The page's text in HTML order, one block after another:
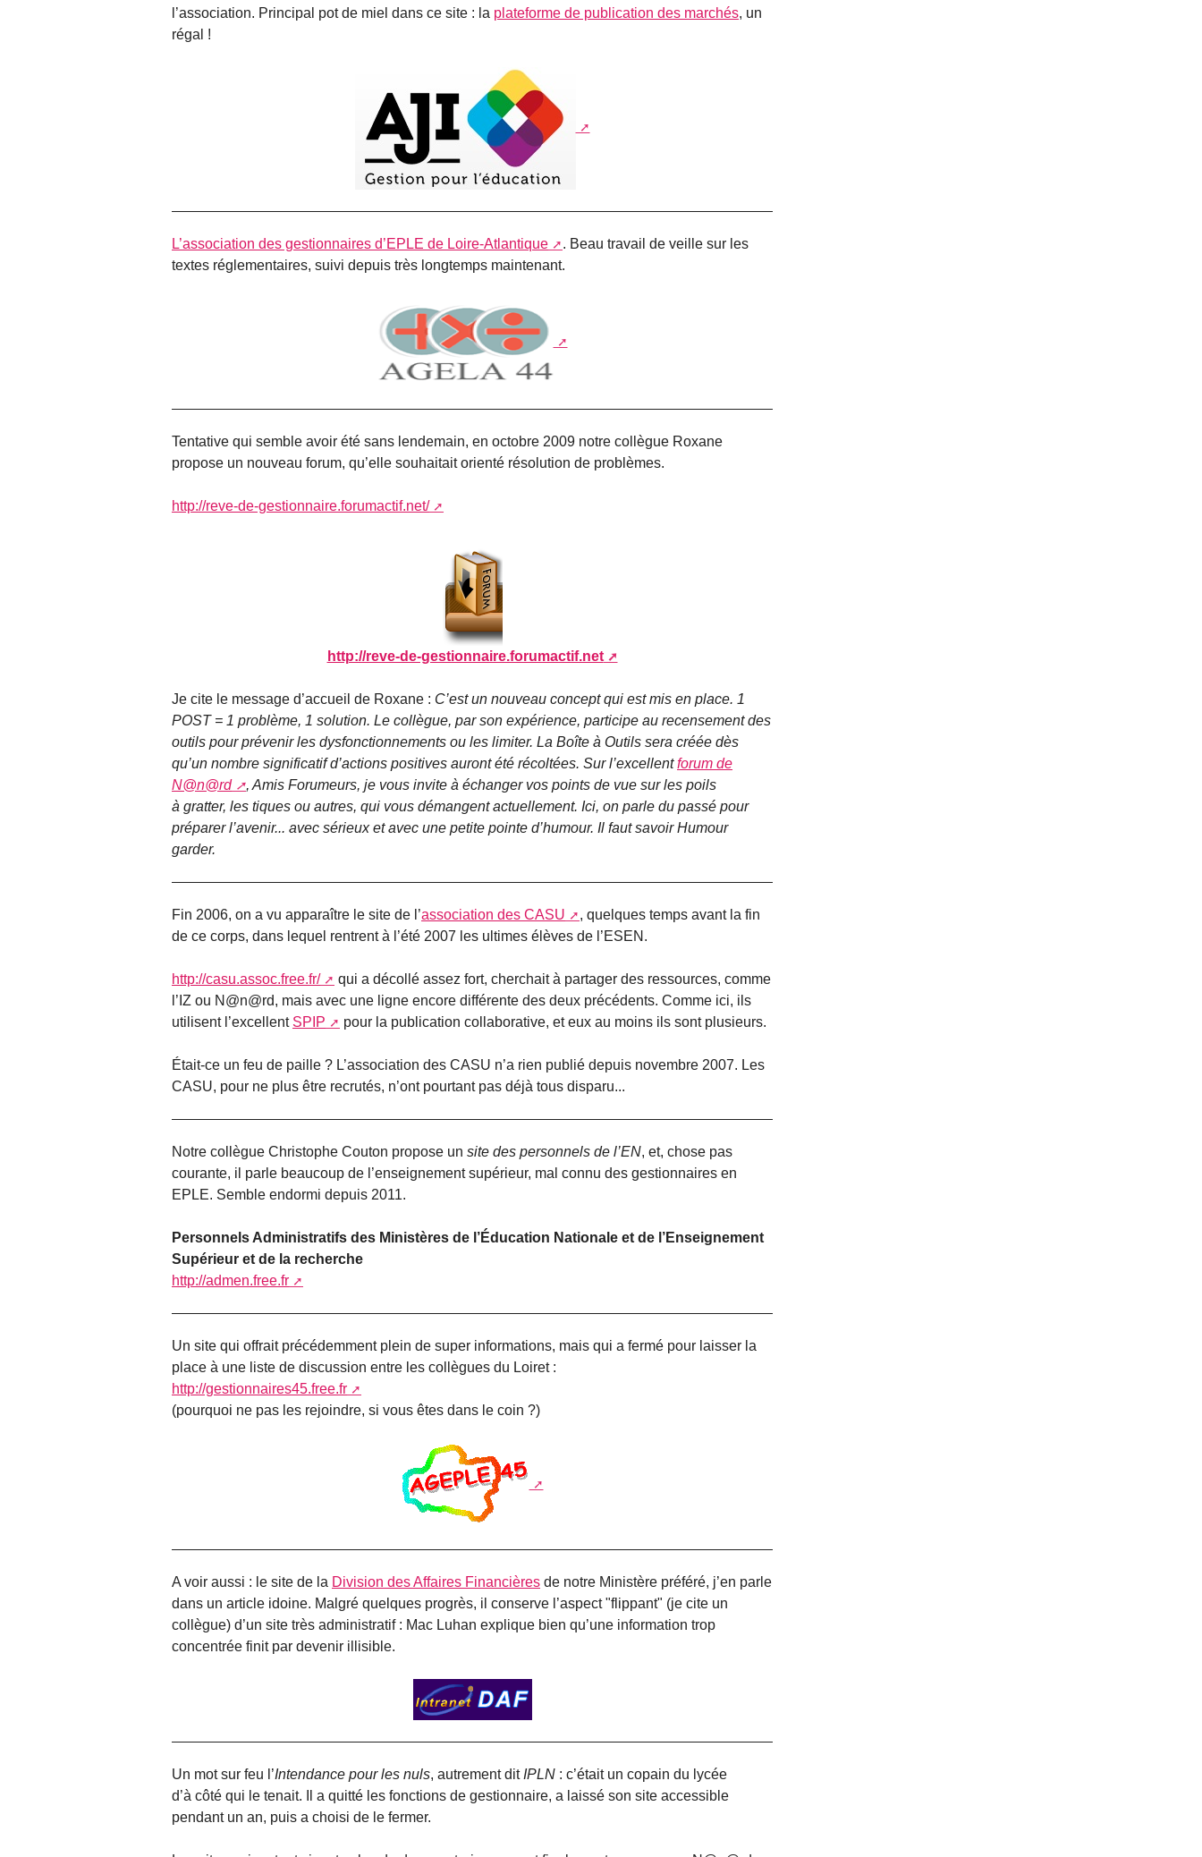
l’association. Principal pot de miel dans ce site : la plateforme de publication des marchés, un
régal !
L’association des gestionnaires d’EPLE de Loire-Atlantique
. Beau travail de veille sur les
textes réglementaires, suivi depuis très longtemps maintenant.
Tentative qui semble avoir été sans lendemain, en octobre 2009 notre collègue Roxane
propose un nouveau forum, qu’elle souhaitait orienté résolution de problèmes.
http://reve-de-gestionnaire.forumactif.net/
http://reve-de-gestionnaire.forumactif.net
Je cite le message d’accueil de Roxane : C’est un nouveau concept qui est mis en place. 1
POST = 1 problème, 1 solution. Le collègue, par son expérience, participe au recensement des
outils pour prévenir les dysfonctionnements ou les limiter. La Boîte à Outils sera créée dès
qu’un nombre significatif d’actions positives auront été récoltées. Sur l’excellentforum de
N@n@rd
, Amis Forumeurs, je vous invite à échanger vos points de vue sur les poils
à gratter, les tiques ou autres, qui vous démangent actuellement. Ici, on parle du passé pour
préparer l’avenir... avec sérieux et avec une petite pointe d’humour. Il faut savoir Humour
garder.
Fin 2006, on a vu apparaître le site de l’association des CASU
, quelques temps avant la fin
de ce corps, dans lequel rentrent à l’été 2007 les ultimes élèves de l’ESEN.
http://casu.assoc.free.fr/
qui a décollé assez fort, cherchait à partager des ressources, comme
l’IZ ou N@n@rd, mais avec une ligne encore différente des deux précédents. Comme ici, ils
utilisent l’excellent SPIP pour la publication collaborative, et eux au moins ils sont plusieurs.
Était-ce un feu de paille ? L’association des CASU n’a rien publié depuis novembre 2007. Les
CASU, pour ne plus être recrutés, n’ont pourtant pas déjà tous disparu...
Notre collègue Christophe Couton propose un site des personnels de l’EN, et, chose pas
courante, il parle beaucoup de l’enseignement supérieur, mal connu des gestionnaires en
EPLE. Semble endormi depuis 2011.
Personnels Administratifs des Ministères de l’Éducation Nationale et de l’Enseignement
Supérieur et de la recherche
http://admen.free.fr
Un site qui offrait précédemment plein de super informations, mais qui a fermé pour laisser la
place à une liste de discussion entre les collègues du Loiret :
http://gestionnaires45.free.fr
(pourquoi ne pas les rejoindre, si vous êtes dans le coin ?)
A voir aussi : le site de la Division des Affaires Financières de notre Ministère préféré, j’en parle
dans un article idoine. Malgré quelques progrès, il conserve l’aspect "flippant" (je cite un
collègue) d’un site très administratif : Mac Luhan explique bien qu’une information trop
concentrée finit par devenir illisible.
Un mot sur feu l’Intendance pour les nuls, autrement dit IPLN : c’était un copain du lycée
d’à côté qui le tenait. Il a quitté les fonctions de gestionnaire, a laissé son site accessible
pendant un an, puis a choisi de le fermer.